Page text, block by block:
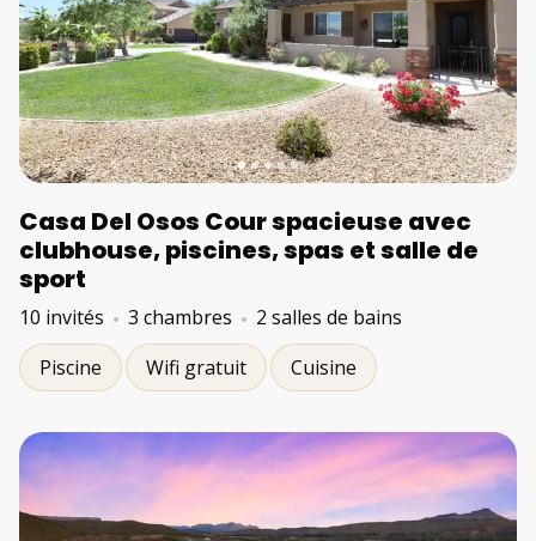
Casa Del Osos Cour spacieuse avec
clubhouse, piscines, spas et salle de
sport
10 invités 3 chambres
2 salles de bains
Piscine
Wifi gratuit Cuisine